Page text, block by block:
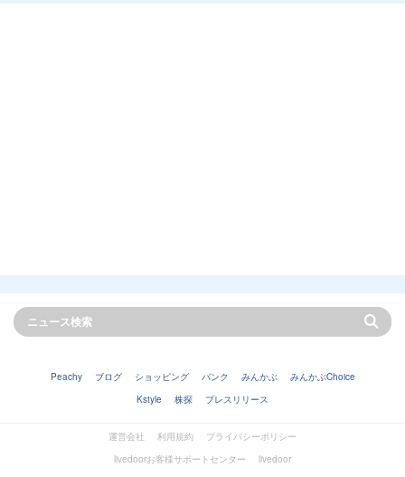
Peachy ブログ ショッピング バンク みんかぶ
みんかぶChoice
Kstyle
株探 プレスリリース
運営会社 利用規約
プライバシーポリシー
livedoorお客様サポートセンター
livedoor